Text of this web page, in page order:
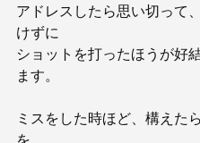
アドレスしたら思い切って
けずに
ショットを打ったほうが好
ます。
ミスをした時ほど、構えた
を